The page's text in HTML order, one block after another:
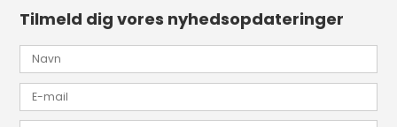
Tilmeld dig vores nyhedsopdateringer